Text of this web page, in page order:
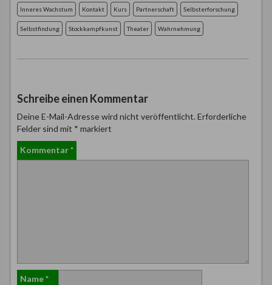
Inneres Wachstum Kontakt Kurs Partnerschaft Selbsterforschung
Selbstfindung Stockkampfkunst Theater Wahrnehmung
Schreibe einen Kommentar
Deine E-Mail-Adresse wird nicht veröffentlicht. Erforderliche
Felder sind mit * markiert
Kommentar*
Name*